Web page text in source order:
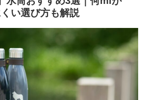
い選び方も解説